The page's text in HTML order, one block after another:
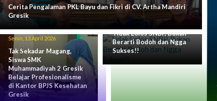
Cerita Pengalaman PKL Bayu dan Fikri di CV. Artha Mandiri
Gresik
Senin, 13 April 2026
Tak Sekadar Magang,
Siswa SMK
Muhammadiyah 2 Gresik
Belajar Profesionalisme
di Kantor BPJS Kesehatan
Gresik
Rabu, 1 April 2026
Tidak Lolos SNBP, Bukan
Berarti Bodoh dan Ngga
Sukses!!